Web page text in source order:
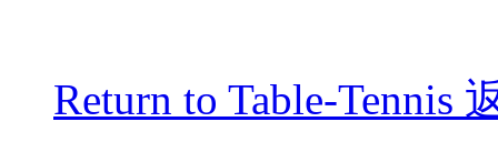
Return to Table-Tennis